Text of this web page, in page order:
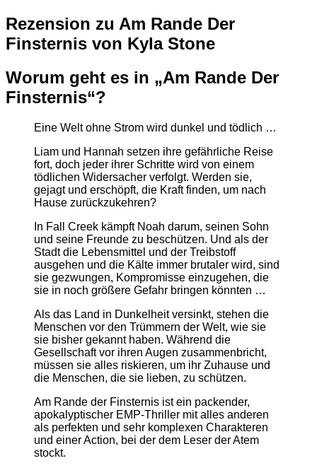
Rezension zu Am Rande Der
Finsternis von Kyla Stone
Worum geht es in „Am Rande Der
Finsternis“?
Eine Welt ohne Strom wird dunkel und tödlich …
Liam und Hannah setzen ihre gefährliche Reise
fort, doch jeder ihrer Schritte wird von einem
tödlichen Widersacher verfolgt. Werden sie,
gejagt und erschöpft, die Kraft finden, um nach
Hause zurückzukehren?
In Fall Creek kämpft Noah darum, seinen Sohn
und seine Freunde zu beschützen. Und als der
Stadt die Lebensmittel und der Treibstoff
ausgehen und die Kälte immer brutaler wird, sind
sie gezwungen, Kompromisse einzugehen, die
sie in noch größere Gefahr bringen könnten …
Als das Land in Dunkelheit versinkt, stehen die
Menschen vor den Trümmern der Welt, wie sie
sie bisher gekannt haben. Während die
Gesellschaft vor ihren Augen zusammenbricht,
müssen sie alles riskieren, um ihr Zuhause und
die Menschen, die sie lieben, zu schützen.
Am Rande der Finsternis ist ein packender,
apokalyptischer EMP-Thriller mit alles anderen
als perfekten und sehr komplexen Charakteren
und einer Action, bei der dem Leser der Atem
stockt.